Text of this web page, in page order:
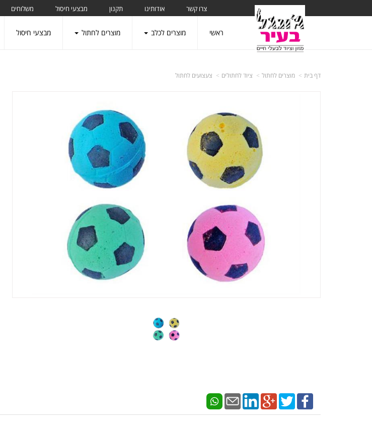
צרו קשר אודותינו תקנון מבצעי חיסול משלוחים
ראשי מוצרים לכלב מוצרים לחתול מבצעי חיסול
דף בית מוצרים לחתול ציוד לחתולים צעצועים לחתול